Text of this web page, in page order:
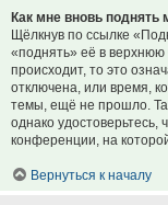
Как мне вновь поднять
Щёлкнув по ссылке
«поднять» её в верхнюю
происходит, то это
отключена, или время,
темы, ещё не прошло.
однако
конференции, на
Вернуться к началу